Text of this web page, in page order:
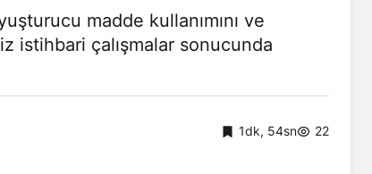
madde kullanımını ve
çalışmalar sonucunda
1dk, 54sn 22